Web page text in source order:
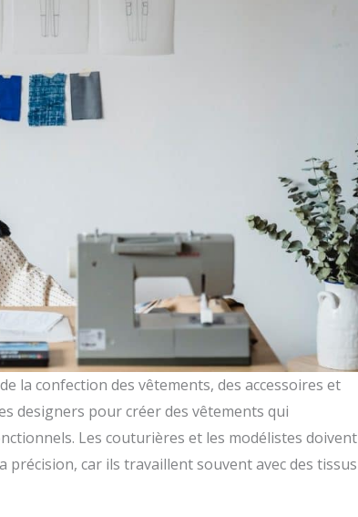
la confection des vêtements, des accessoires et
designers pour créer des vêtements qui
Les couturières et les modélistes doivent
car ils travaillent souvent avec des tissus